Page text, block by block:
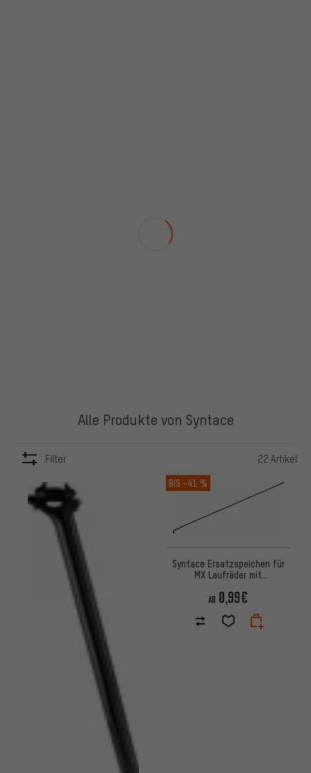
Alle Produkte von Syntace
Filter 22 Artikel
ARTIKEL BIS -41 %
Syntace Ersatzspeichen für
MX Laufräder mit
AB 0,99€